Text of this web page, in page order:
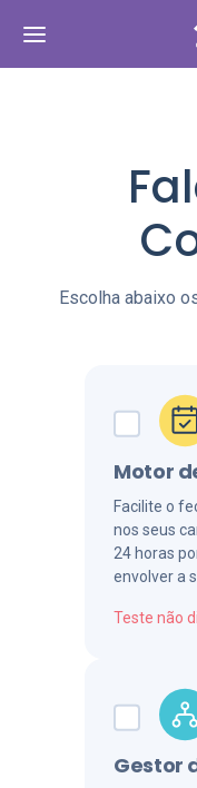
Escolha abaixo
Motor
Facilite o
nos seus
24 horas
envolver a
Teste não
Gestor